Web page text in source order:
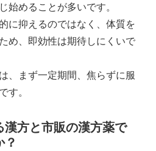
始めることが多いです。
に抑えるのではなく、体質を
め、即効性は期待しにくいで
、まず一定期間、焦らずに服
す。
漢方と市販の漢方薬で
？